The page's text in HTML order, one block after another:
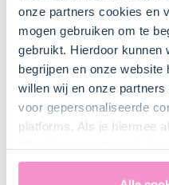
onze partners cookies en
mogen gebruiken om te
gebruikt. Hierdoor kunnen
begrijpen en onze
willen wij en onze
voor gepersonaliseerde
platforms. Als je hiermee
uitdrukkelijk een
Rasp
Bestel